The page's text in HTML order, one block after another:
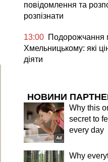
повідомлення та
розпізнати
13:00 Подорожчання
Хмельницькому: які
діяти
НОВИНИ
Why this
secret to
every day
Why